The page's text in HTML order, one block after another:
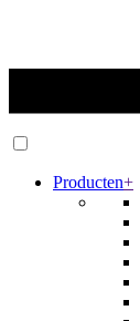
Producten+